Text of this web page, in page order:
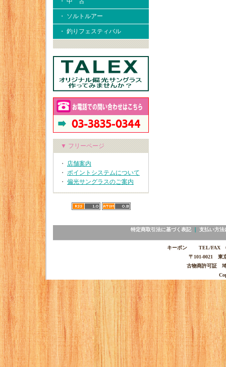
・ ソルトルアー
・ 釣りフェスティバル
▼ フリーページ
・ 店舗案内
・ ポイントシステムについて
・ 偏光サングラスのご案内
特定商取引法に基づく表記｜ 支払い方法
キーポン TEL/FAX
〒101-0021 東
古物商許可証